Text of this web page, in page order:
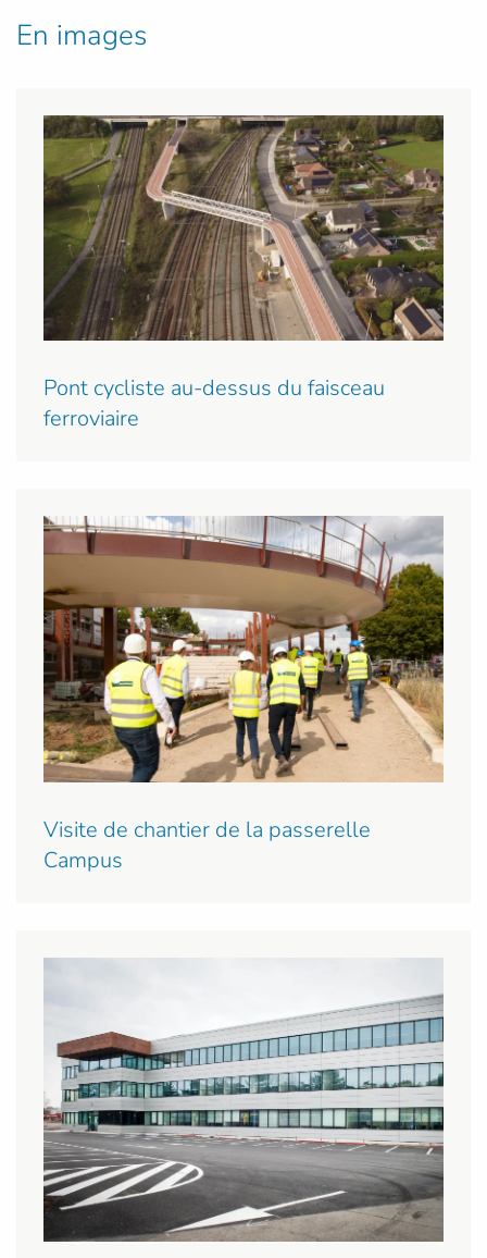
En images
Pont cycliste au-dessus du faisceau
ferroviaire
Visite de chantier de la passerelle
Campus